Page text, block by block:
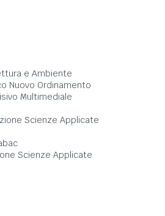
e Ambiente
Nuovo Ordinamento
Multimediale
Scienze Applicate
Scienze Applicate